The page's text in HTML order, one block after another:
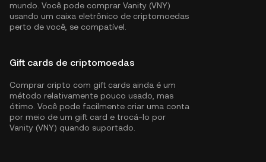
mundo. Você pode comprar Vanity (VNY)
usando um caixa eletrônico de criptomoedas
perto de você, se compatível.
Gift cards de criptomoedas
Comprar cripto com gift cards ainda é um
método relativamente pouco usado, mas
ótimo. Você pode facilmente criar uma conta
por meio de um gift card e trocá-lo por
Vanity (VNY) quando suportado.